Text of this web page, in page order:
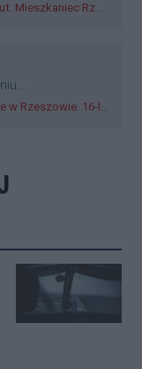
rodzinę nożem i zaatakował policjantów! [VIDEO]
wjechał wprost pod szynobus